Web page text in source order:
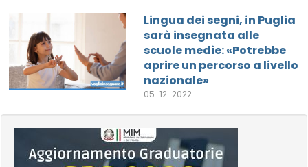
Lingua dei segni, in Puglia
sarà insegnata alle
scuole medie: «Potrebbe
aprire un percorso a livello
nazionale»
05-12-2022